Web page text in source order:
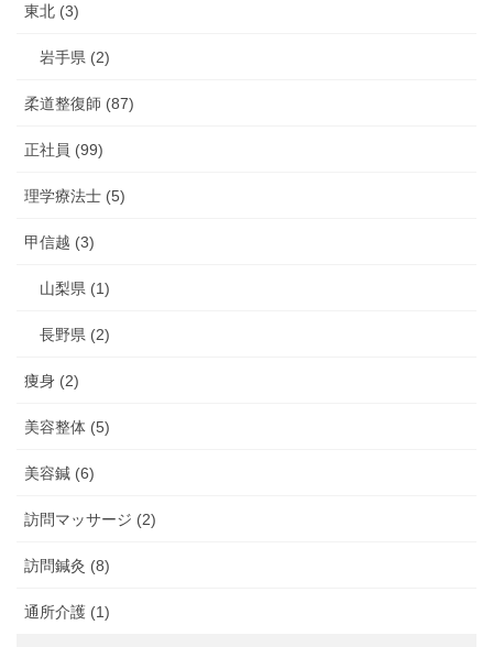
東北 (3)
岩手県 (2)
柔道整復師 (87)
正社員 (99)
理学療法士 (5)
甲信越 (3)
山梨県 (1)
長野県 (2)
痩身 (2)
美容整体 (5)
美容鍼 (6)
訪問マッサージ (2)
訪問鍼灸 (8)
通所介護 (1)